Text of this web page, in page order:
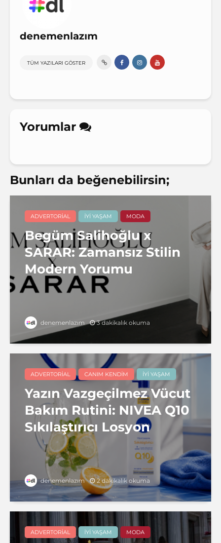
denemenlazım
TÜM YAZILARI GÖSTER
Yorumlar
Bunları da beğenebilirsin;
ADVERTORIAL İYI YAŞAM MODA
Begüm Salihoğlu x
SARAR: Zamansız Stilin
Modern Yorumu
denemenlazım 3 dakikalık okuma
ADVERTORIAL CANIM KENDIM İYI YAŞAM
Yazın Vazgeçilmez Vücut
Bakım Rutini: NIVEA Q10
Sıkılaştırıcı Losyon
denemenlazım 2 dakikalık okuma
ADVERTORIAL İYI YAŞAM MODA